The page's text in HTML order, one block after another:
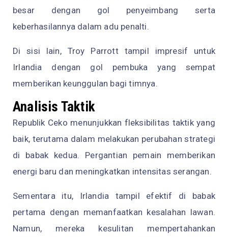
besar dengan gol penyeimbang serta
keberhasilannya dalam adu penalti.
Di sisi lain, Troy Parrott tampil impresif untuk
Irlandia dengan gol pembuka yang sempat
memberikan keunggulan bagi timnya.
Analisis Taktik
Republik Ceko menunjukkan fleksibilitas taktik yang
baik, terutama dalam melakukan perubahan strategi
di babak kedua. Pergantian pemain memberikan
energi baru dan meningkatkan intensitas serangan.
Sementara itu, Irlandia tampil efektif di babak
pertama dengan memanfaatkan kesalahan lawan.
Namun, mereka kesulitan mempertahankan